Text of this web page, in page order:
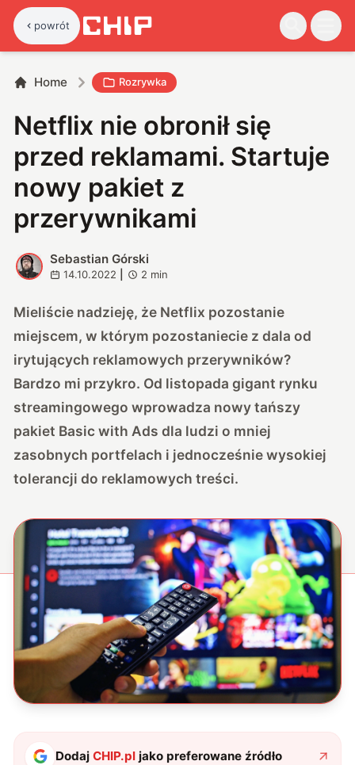
powrót
Home Rozrywka
Netflix nie obronił się
przed reklamami. Startuje
nowy pakiet z
przerywnikami
S
Sebastian Górski
14.10.2022 2 min
Mieliście nadzieję, że Netflix pozostanie
miejscem, w którym pozostaniecie z dala od
irytujących reklamowych przerywników?
Bardzo mi przykro. Od listopada gigant rynku
streamingowego wprowadza nowy tańszy
pakiet Basic with Ads dla ludzi o mniej
zasobnych portfelach i jednocześnie wysokiej
tolerancji do reklamowych treści.
DodajCHIP.pl jako preferowane źródło